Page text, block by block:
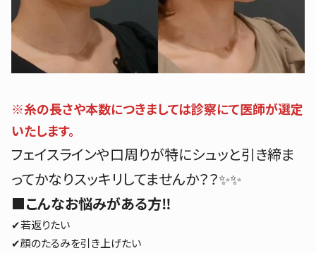
※糸の長さや本数につきましては診察にて医師が選定
いたします。
フェイスラインや口周りが特にシュッと引き締ま
ってかなりスッキリしてませんか？？✨✨
■こんなお悩みがある方‼️
✔若返りたい
✔顔のたるみを引き上げたい